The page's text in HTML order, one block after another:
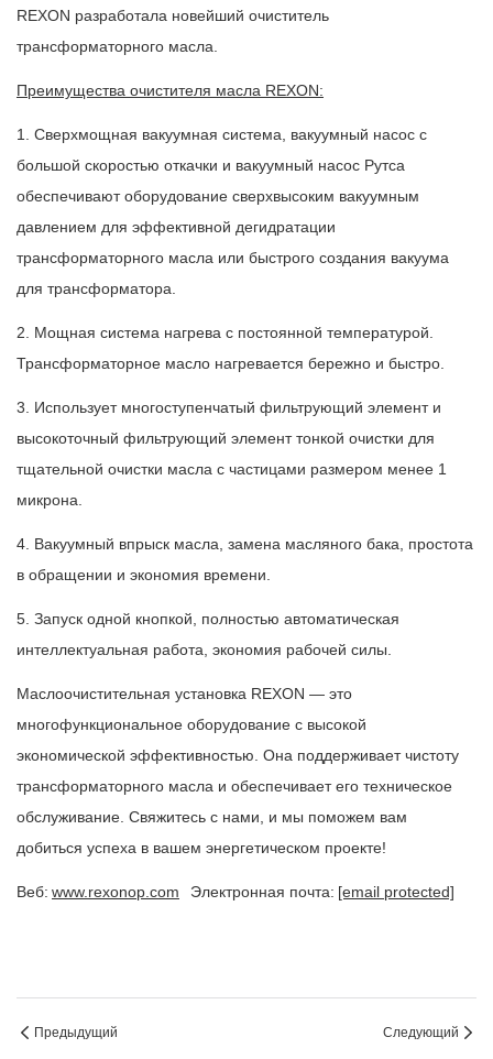
REXON разработала новейший очиститель
трансформаторного масла.
Преимущества очистителя масла REXON:
1. Сверхмощная вакуумная система, вакуумный насос с
большой скоростью откачки и вакуумный насос Рутса
обеспечивают оборудование сверхвысоким вакуумным
давлением для эффективной дегидратации
трансформаторного масла или быстрого создания вакуума
для трансформатора.
2. Мощная система нагрева с постоянной температурой.
Трансформаторное масло нагревается бережно и быстро.
3. Использует многоступенчатый фильтрующий элемент и
высокоточный фильтрующий элемент тонкой очистки для
тщательной очистки масла с частицами размером менее 1
микрона.
4. Вакуумный впрыск масла, замена масляного бака, простота
в обращении и экономия времени.
5. Запуск одной кнопкой, полностью автоматическая
интеллектуальная работа, экономия рабочей силы.
Маслоочистительная установка REXON — это
многофункциональное оборудование с высокой
экономической эффективностью. Она поддерживает чистоту
трансформаторного масла и обеспечивает его техническое
обслуживание. Свяжитесь с нами, и мы поможем вам
добиться успеха в вашем энергетическом проекте!
Веб: www.rexonop.com Электронная почта: [email protected]
Предыдущий Следующий